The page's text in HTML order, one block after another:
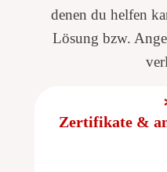
denen du helfen
Lösung bzw.
Zertifikate &